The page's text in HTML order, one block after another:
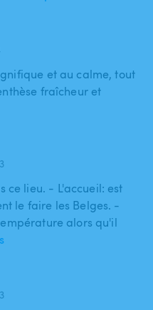
et au calme, tout
fraîcheur et
ce lieu. - L'accueil: est
le faire les Belges. -
alors qu'il